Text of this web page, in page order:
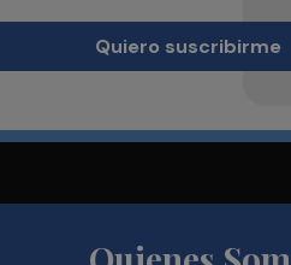
Quiero suscribirme